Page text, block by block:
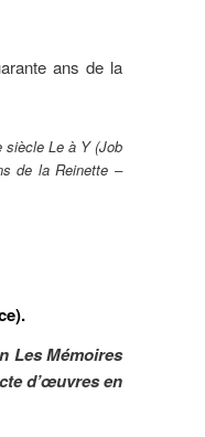
ans de la
siècle Le à Y (Job
de la Reinette –
Les Mémoires
d’œuvres en